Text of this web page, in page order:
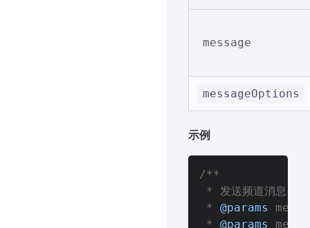
message
messageOptions
示例
/**
* 发送频道消息，所
* @params
* @params